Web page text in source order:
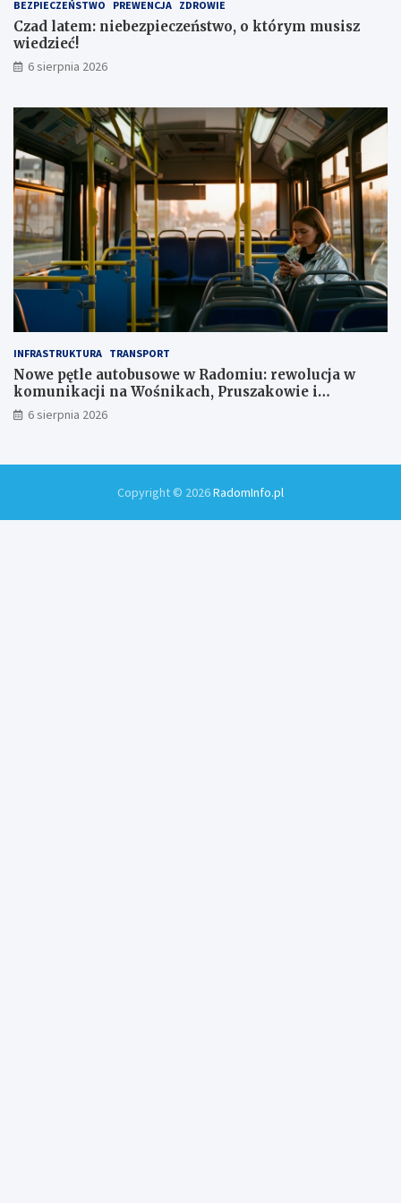
a
,
1
m
l
ł
BEZPIECZEŃSTWO PREWENCJA ZDROWIE
Czad latem: niebezpieczeństwo, o którym musisz
wiedzieć!
6 sierpnia 2026
INFRASTRUKTURA TRANSPORT
Nowe pętle autobusowe w Radomiu: rewolucja w
komunikacji na Wośnikach, Pruszakowie i
Zamłyniu
6 sierpnia 2026
Copyright © 2026RadomInfo.pl